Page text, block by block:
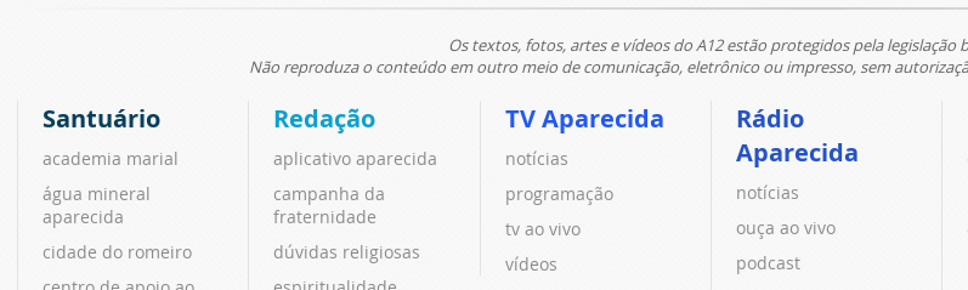
Os textos, fotos, artes e vídeos do A12 estão protegidos pela
Não reproduza o conteúdo em outro meio de comunicação, eletrônico ou impresso, sem
Santuário
academia marial
água mineral
aparecida
cidade do romeiro
Redação
aplicativo aparecida
campanha da
fraternidade
dúvidas religiosas
TV Aparecida
notícias
programação
tv ao vivo
vídeos
Rádio
Aparecida
notícias
ouça ao vivo
podcast